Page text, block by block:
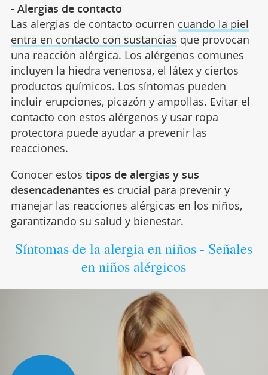
- Alergias de contacto
Las alergias de contacto ocurren cuando la piel
entra en contacto con sustancias que provocan
una reacción alérgica. Los alérgenos comunes
incluyen la hiedra venenosa, el látex y ciertos
productos químicos. Los síntomas pueden
incluir erupciones, picazón y ampollas. Evitar el
contacto con estos alérgenos y usar ropa
protectora puede ayudar a prevenir las
reacciones.
Conocer estos tipos de alergias y sus
desencadenantes es crucial para prevenir y
manejar las reacciones alérgicas en los niños,
garantizando su salud y bienestar.
Síntomas de la alergia en niños - Señales
en niños alérgicos